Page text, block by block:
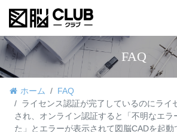
FAQ
ホーム
FAQ
ライセンス認証が完了しているのにライ
され、オンライン認証すると「不明なエラ
た」とエラーが表示されて図脳CADを起動